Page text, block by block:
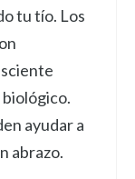
tu tío. Los
ayudar a
abrazo.